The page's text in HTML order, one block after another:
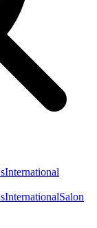
International
InternationalSalon